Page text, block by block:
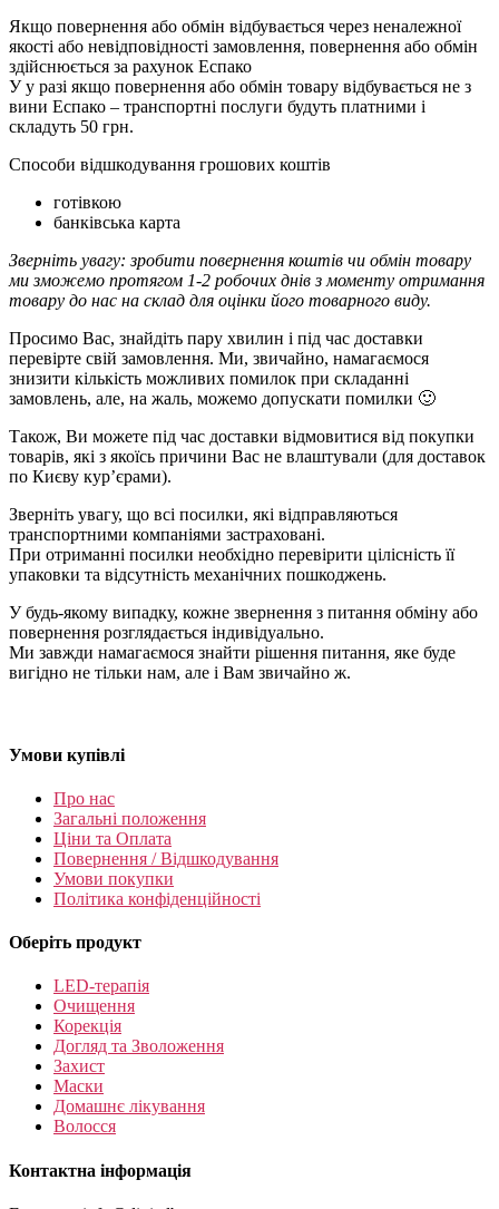
Якщо повернення або обмін відбувається через неналежної
якості або невідповідності замовлення, повернення або обмін
здійснюється за рахунок Еспако
У у разі якщо повернення або обмін товару відбувається не з
вини Еспако – транспортні послуги будуть платними і
складуть 50 грн.
Способи відшкодування грошових коштів
готівкою
банківська карта
Зверніть увагу: зробити повернення коштів чи обмін товару
ми зможемо протягом 1-2 робочих днів з моменту отримання
товару до нас на склад для оцінки його товарного виду.
Просимо Вас, знайдіть пару хвилин і під час доставки
перевірте свій замовлення. Ми, звичайно, намагаємося
знизити кількість можливих помилок при складанні
замовлень, але, на жаль, можемо допускати помилки 🙂
Також, Ви можете під час доставки відмовитися від покупки
товарів, які з якоїсь причини Вас не влаштували (для доставок
по Києву кур’єрами).
Зверніть увагу, що всі посилки, які відправляються
транспортними компаніями застраховані.
При отриманні посилки необхідно перевірити цілісність її
упаковки та відсутність механічних пошкоджень.
У будь-якому випадку, кожне звернення з питання обміну або
повернення розглядається індивідуально.
Ми завжди намагаємося знайти рішення питання, яке буде
вигідно не тільки нам, але і Вам звичайно ж.
Умови купівлі
Про нас
Загальні положення
Ціни та Оплата
Повернення / Відшкодування
Умови покупки
Політика конфіденційності
Оберіть продукт
LED-терапія
Очищення
Корекція
Догляд та Зволоження
Захист
Маски
Домашнє лікування
Волосся
Контактна інформація